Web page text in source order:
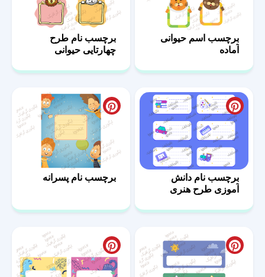
برچسب اسم حیوانی
آماده
برچسب نام طرح
چهارتایی حیوانی
برچسب نام دانش
آموزی طرح هنری
برچسب نام پسرانه